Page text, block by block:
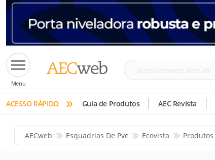
Menu
Busque
tinta,
etc
ACESSO RÁPIDO » Guia de Produtos AEC Revista
AECweb Esquadrias De Pvc Ecovista Produtos